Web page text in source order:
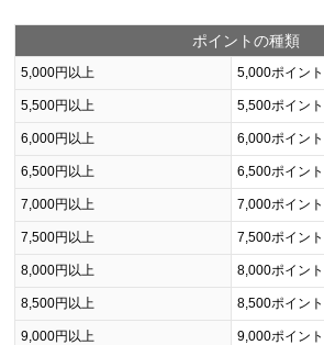
ポイントの種類
5,000円以上 5,000ポイント
5,500円以上 5,500ポイント
6,000円以上 6,000ポイント
6,500円以上 6,500ポイント
7,000円以上 7,000ポイント
7,500円以上 7,500ポイント
8,000円以上 8,000ポイント
8,500円以上 8,500ポイント
9,000円以上 9,000ポイント